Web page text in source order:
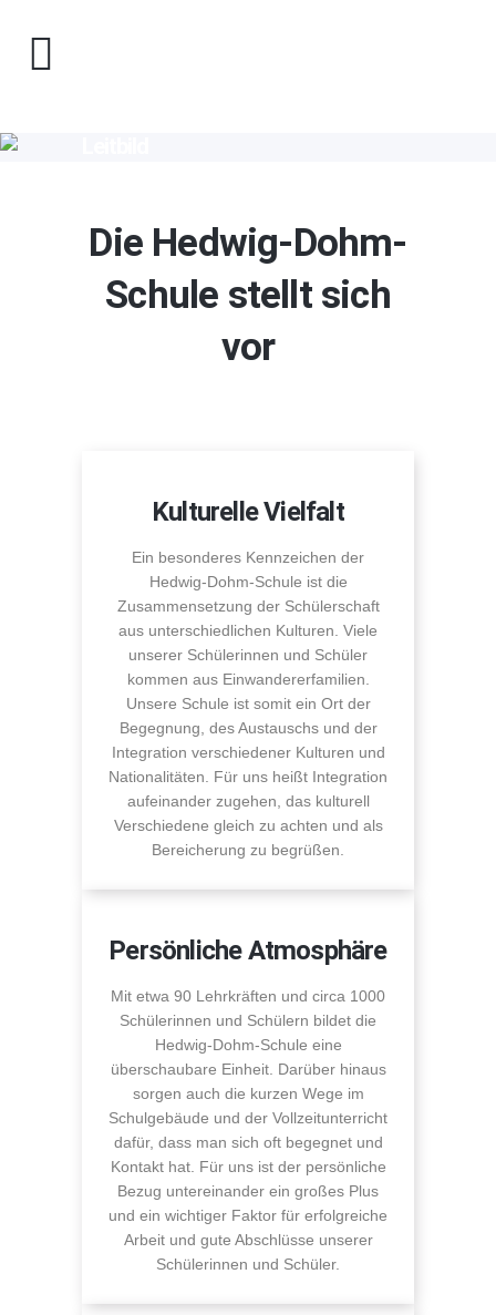
Die Hedwig-Dohm-
Schule stellt sich
vor
Kulturelle Vielfalt
Ein besonderes Kennzeichen der
Hedwig-Dohm-Schule ist die
Zusammensetzung der Schülerschaft
aus unterschiedlichen Kulturen. Viele
unserer Schülerinnen und Schüler
kommen aus Einwandererfamilien.
Unsere Schule ist somit ein Ort der
Begegnung, des Austauschs und der
Integration verschiedener Kulturen und
Nationalitäten. Für uns heißt Integration
aufeinander zugehen, das kulturell
Verschiedene gleich zu achten und als
Bereicherung zu begrüßen.
Persönliche Atmosphäre
Mit etwa 90 Lehrkräften und circa 1000
Schülerinnen und Schülern bildet die
Hedwig-Dohm-Schule eine
überschaubare Einheit. Darüber hinaus
sorgen auch die kurzen Wege im
Schulgebäude und der Vollzeitunterricht
dafür, dass man sich oft begegnet und
Kontakt hat. Für uns ist der persönliche
Bezug untereinander ein großes Plus
und ein wichtiger Faktor für erfolgreiche
Arbeit und gute Abschlüsse unserer
Schülerinnen und Schüler.